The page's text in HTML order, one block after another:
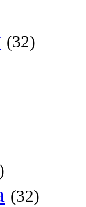
(32)
(32)